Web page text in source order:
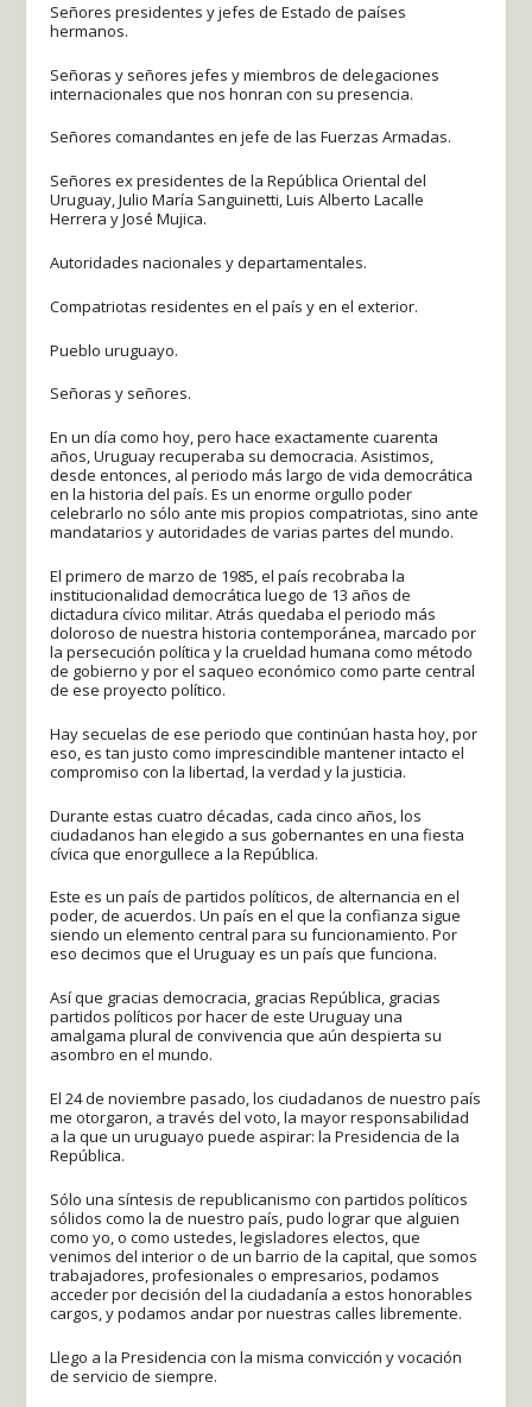
Señores presidentes y jefes de Estado de países
hermanos.
Señoras y señores jefes y miembros de delegaciones
internacionales que nos honran con su presencia.
Señores comandantes en jefe de las Fuerzas Armadas.
Señores ex presidentes de la República Oriental del
Uruguay, Julio María Sanguinetti, Luis Alberto Lacalle
Herrera y José Mujica.
Autoridades nacionales y departamentales.
Compatriotas residentes en el país y en el exterior.
Pueblo uruguayo.
Señoras y señores.
En un día como hoy, pero hace exactamente cuarenta
años, Uruguay recuperaba su democracia. Asistimos,
desde entonces, al periodo más largo de vida democrática
en la historia del país. Es un enorme orgullo poder
celebrarlo no sólo ante mis propios compatriotas, sino ante
mandatarios y autoridades de varias partes del mundo.
El primero de marzo de 1985, el país recobraba la
institucionalidad democrática luego de 13 años de
dictadura cívico militar. Atrás quedaba el periodo más
doloroso de nuestra historia contemporánea, marcado por
la persecución política y la crueldad humana como método
de gobierno y por el saqueo económico como parte central
de ese proyecto político.
Hay secuelas de ese periodo que continúan hasta hoy, por
eso, es tan justo como imprescindible mantener intacto el
compromiso con la libertad, la verdad y la justicia.
Durante estas cuatro décadas, cada cinco años, los
ciudadanos han elegido a sus gobernantes en una fiesta
cívica que enorgullece a la República.
Este es un país de partidos políticos, de alternancia en el
poder, de acuerdos. Un país en el que la confianza sigue
siendo un elemento central para su funcionamiento. Por
eso decimos que el Uruguay es un país que funciona.
Así que gracias democracia, gracias República, gracias
partidos políticos por hacer de este Uruguay una
amalgama plural de convivencia que aún despierta su
asombro en el mundo.
El 24 de noviembre pasado, los ciudadanos de nuestro país
me otorgaron, a través del voto, la mayor responsabilidad
a la que un uruguayo puede aspirar: la Presidencia de la
República.
Sólo una síntesis de republicanismo con partidos políticos
sólidos como la de nuestro país, pudo lograr que alguien
como yo, o como ustedes, legisladores electos, que
venimos del interior o de un barrio de la capital, que somos
trabajadores, profesionales o empresarios, podamos
acceder por decisión del la ciudadanía a estos honorables
cargos, y podamos andar por nuestras calles libremente.
Llego a la Presidencia con la misma convicción y vocación
de servicio de siempre.